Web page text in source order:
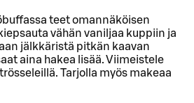
teet omannäköisen
vähän vaniljaa kuppiin ja
jälkkäristä pitkän kaavan
aina hakea lisää. Viimeistele
Tarjolla myös makeaa